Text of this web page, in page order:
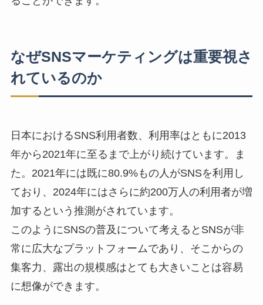
なぜSNSマーケティングは重要視さ
れているのか
日本におけるSNS利用者数、利用率はともに2013
年から2021年に至るまで上がり続けています。ま
た。2021年には既に80.9%もの人がSNSを利用し
ており、2024年にはさらに約200万人の利用者が増
加する という推測がされています。
このようにSNSの普及について考えるとSNSが非
常に広大なプラットフォームであり、そこからの
集客力、露出の規模感はとても大きいこと は容易
に想像ができます。